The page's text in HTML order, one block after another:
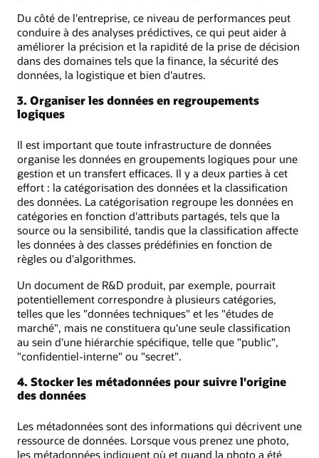
Du côté de l'entreprise, ce niveau de performances peut
conduire à des analyses prédictives, ce qui peut aider à
améliorer la précision et la rapidité de la prise de décision
dans des domaines tels que la finance, la sécurité des
données, la logistique et bien d'autres.
3. Organiser les données en regroupements
logiques
Il est important que toute infrastructure de données
organise les données en groupements logiques pour une
gestion et un transfert efficaces. Il y a deux parties à cet
effort : la catégorisation des données et la classification
des données. La catégorisation regroupe les données en
catégories en fonction d'attributs partagés, tels que la
source ou la sensibilité, tandis que la classification affecte
les données à des classes prédéfinies en fonction de
règles ou d'algorithmes.
Un document de R&D produit, par exemple, pourrait
potentiellement correspondre à plusieurs catégories,
telles que les "données techniques" et les "études de
marché", mais ne constituera qu'une seule classification
au sein d'une hiérarchie spécifique, telle que "public",
"confidentiel-interne" ou "secret".
4. Stocker les métadonnées pour suivre l'origine
des données
Les métadonnées sont des informations qui décrivent une
ressource de données. Lorsque vous prenez une photo,
les métadonnées indiquent où et quand la photo a été